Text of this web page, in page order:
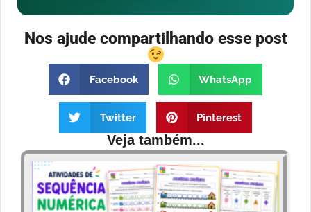
Nos ajude compartilhando esse post
Facebook WhatsApp
Twitter Pinterest
Veja também...